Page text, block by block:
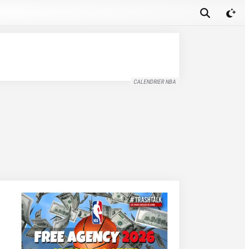
CALENDRIER NBA